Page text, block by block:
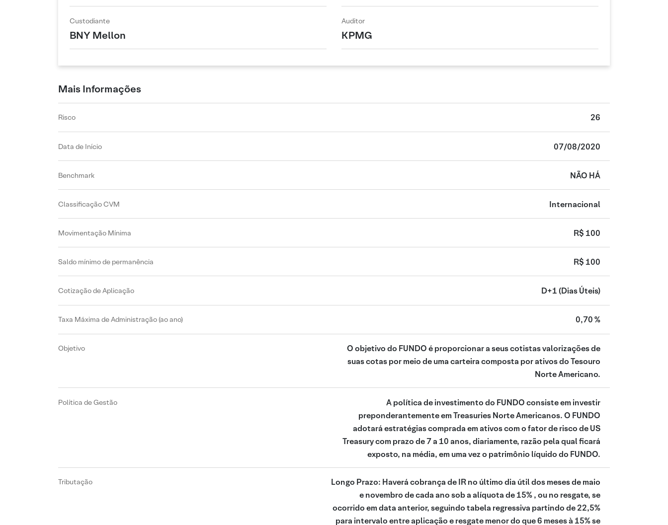
Custodiante
BNY Mellon
Auditor
KPMG
Mais Informações
Risco 26
Data de Início 07/08/2020
Benchmark NÃO HÁ
Classificação CVM Internacional
Movimentação Mínima R$ 100
Saldo mínimo de permanência R$ 100
Cotização de Aplicação D+1 (Dias Úteis)
Taxa Máxima de Administração (ao ano) 0,70 %
Objetivo
O objetivo do FUNDO é proporcionar a seus cotistas valorizações de
suas cotas por meio de uma carteira composta por ativos do Tesouro
Norte Americano.
Política de Gestão
A política de investimento do FUNDO consiste em investir
preponderantemente em Treasuries Norte Americanos. O FUNDO
adotará estratégias comprada em ativos com o fator de risco de US
Treasury com prazo de 7 a 10 anos, diariamente, razão pela qual ficará
exposto, na média, em uma vez o patrimônio líquido do FUNDO.
Tributação
Longo Prazo: Haverá cobrança de IR no último dia útil dos meses de maio
e novembro de cada ano sob a alíquota de 15% , ou no resgate, se
ocorrido em data anterior, seguindo tabela regressiva partindo de 22,5%
para intervalo entre aplicação e resgate menor do que 6 meses à 15% se